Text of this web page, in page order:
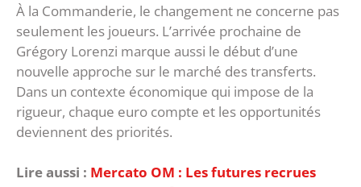
‎À la Commanderie, le changement ne concerne pas
seulement les joueurs. L’arrivée prochaine de
Grégory Lorenzi marque aussi le début d’une
nouvelle approche sur le marché des transferts.
Dans un contexte économique qui impose de la
rigueur, chaque euro compte et les opportunités
deviennent des priorités.
Lire aussi : Mercato OM : Les futures recrues